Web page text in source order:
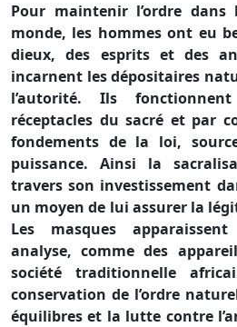
Pour maintenir l’ordre
monde, les hommes ont eu
dieux, des esprits et des
incarnent les dépositaires
l’autorité. Ils
réceptacles du sacré et par
fondements de la loi,
puissance. Ainsi la
travers son investissement
un moyen de lui assurer la
Les masques
analyse, comme des
société traditionnelle
conservation de l’ordre
équilibres et la lutte contre